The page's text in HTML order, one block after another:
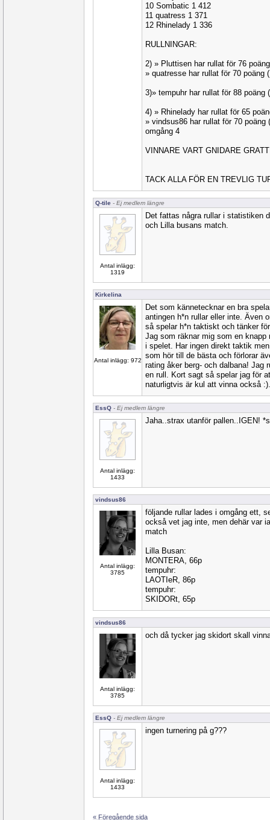
10 Sombatic 1 412
11 quatress 1 371
12 Rhinelady 1 336
RULLNINGAR:
2) » Pluttisen har rullat för 76
» quatresse har rullat för 70 poäng
3)» tempuhr har rullat för 88 poäng
4) » Rhinelady har rullat för 65
» vindsus86 har rullat för 70 poäng
omgång 4
VINNARE VART GNIDARE
TACK ALLA FÖR EN TREVLIG
Q-tile - Ej medlem längre
Antal inlägg:
1319
Det fattas några rullar i statistiken
och Lilla busans match.
Kirkelina
Antal inlägg: 972
Det som kännetecknar en bra
antingen h*n rullar eller inte. Även
så spelar h*n taktiskt och tänker
Jag som räknar mig som en
i spelet. Har ingen direkt taktik
som hör till de bästa och förlorar
rating åker berg- och dalbana! Jag
en rull. Kort sagt så spelar jag för
naturligtvis är kul att vinna också :).
EssQ - Ej medlem längre
Antal inlägg:
1433
Jaha..strax utanför pallen..IGEN!
vindsus86
Antal inlägg:
3785
följande rullar lades i omgång ett,
också vet jag inte, men dehär var
match
Lilla Busan:
MONTERA, 66p
tempuhr:
LAOTIeR, 86p
tempuhr:
SKIDORt, 65p
vindsus86
Antal inlägg:
3785
och då tycker jag skidort skall
EssQ - Ej medlem längre
Antal inlägg:
1433
ingen turnering på g???
« Föregående sida